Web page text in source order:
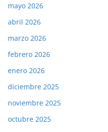
mayo 2026
abril 2026
marzo 2026
febrero 2026
enero 2026
diciembre 2025
noviembre 2025
octubre 2025